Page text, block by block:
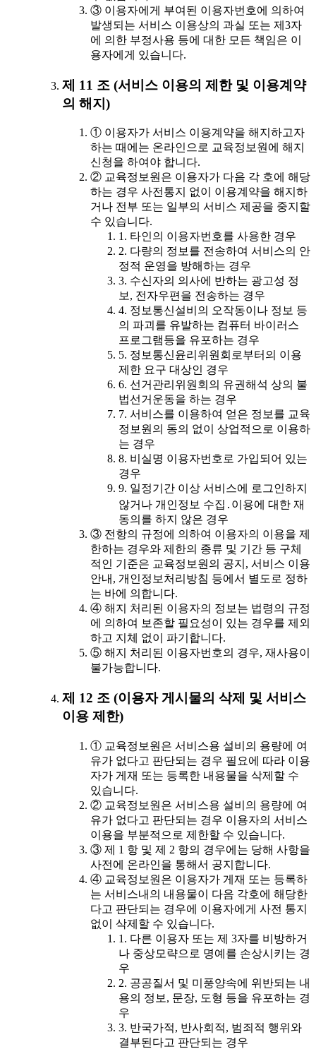
③ 이용자에게 부여된 이용자번호에 의하여
발생되는 서비스 이용상의 과실 또는 제3자
에 의한 부정사용 등에 대한 모든 책임은 이
용자에게 있습니다.
제 11 조 (서비스 이용의 제한 및 이용계약
의 해지)
① 이용자가 서비스 이용계약을 해지하고자
하는 때에는 온라인으로 교육정보원에 해지
신청을 하여야 합니다.
② 교육정보원은 이용자가 다음 각 호에 해당
하는 경우 사전통지 없이 이용계약을 해지하
거나 전부 또는 일부의 서비스 제공을 중지할
수 있습니다.
1. 타인의 이용자번호를 사용한 경우
2. 다량의 정보를 전송하여 서비스의 안
정적 운영을 방해하는 경우
3. 수신자의 의사에 반하는 광고성 정
보, 전자우편을 전송하는 경우
4. 정보통신설비의 오작동이나 정보 등
의 파괴를 유발하는 컴퓨터 바이러스
프로그램등을 유포하는 경우
5. 정보통신윤리위원회로부터의 이용
제한 요구 대상인 경우
6. 선거관리위원회의 유권해석 상의 불
법선거운동을 하는 경우
7. 서비스를 이용하여 얻은 정보를 교육
정보원의 동의 없이 상업적으로 이용하
는 경우
8. 비실명 이용자번호로 가입되어 있는
경우
9. 일정기간 이상 서비스에 로그인하지
않거나 개인정보 수집․이용에 대한 재
동의를 하지 않은 경우
③ 전항의 규정에 의하여 이용자의 이용을 제
한하는 경우와 제한의 종류 및 기간 등 구체
적인 기준은 교육정보원의 공지, 서비스 이용
안내, 개인정보처리방침 등에서 별도로 정하
는 바에 의합니다.
④ 해지 처리된 이용자의 정보는 법령의 규정
에 의하여 보존할 필요성이 있는 경우를 제외
하고 지체 없이 파기합니다.
⑤ 해지 처리된 이용자번호의 경우, 재사용이
불가능합니다.
제 12 조 (이용자 게시물의 삭제 및 서비스
이용 제한)
① 교육정보원은 서비스용 설비의 용량에 여
유가 없다고 판단되는 경우 필요에 따라 이용
자가 게재 또는 등록한 내용물을 삭제할 수
있습니다.
② 교육정보원은 서비스용 설비의 용량에 여
유가 없다고 판단되는 경우 이용자의 서비스
이용을 부분적으로 제한할 수 있습니다.
③ 제 1 항 및 제 2 항의 경우에는 당해 사항을
사전에 온라인을 통해서 공지합니다.
④ 교육정보원은 이용자가 게재 또는 등록하
는 서비스내의 내용물이 다음 각호에 해당한
다고 판단되는 경우에 이용자에게 사전 통지
없이 삭제할 수 있습니다.
1. 다른 이용자 또는 제 3자를 비방하거
나 중상모략으로 명예를 손상시키는 경
우
2. 공공질서 및 미풍양속에 위반되는 내
용의 정보, 문장, 도형 등을 유포하는 경
우
3. 반국가적, 반사회적, 범죄적 행위와
결부된다고 판단되는 경우